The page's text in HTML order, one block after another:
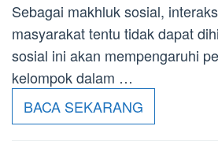
Sebagai makhluk sosial,
masyarakat tentu tidak dapat
sosial ini akan mempengaruhi
kelompok dalam …
BACA SEKARANG